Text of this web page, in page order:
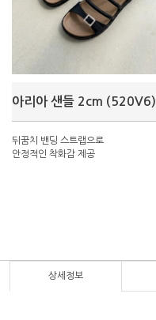
아리아 샌들 2cm (520V6)
뒤꿈치 밴딩 스트랩으로
안정적인 착화감 제공
상세정보